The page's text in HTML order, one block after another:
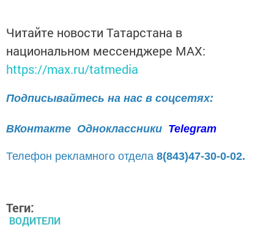
Читайте новости Татарстана в
национальном мессенджере MАХ:
https://max.ru/tatmedia
Подписывайтесь на нас в соцсетях:
ВКонтакте Одноклассники Telegram
Телефон рекламного отдела 8(843)47-30-0-02.
Теги:
ВОДИТЕЛИ